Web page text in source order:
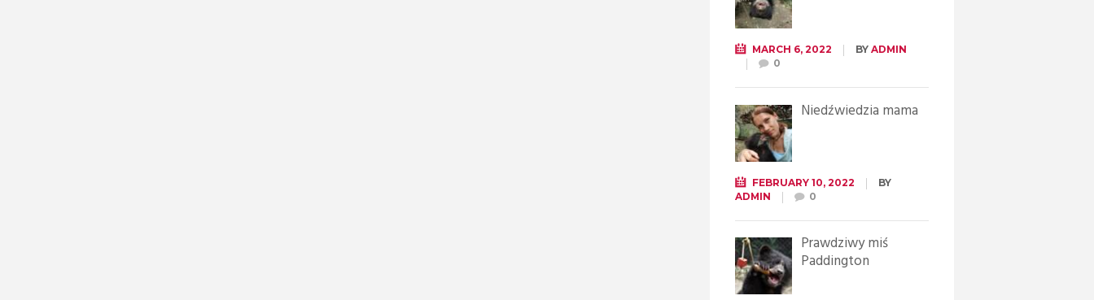
MARCH 6, 2022 BY ADMIN
0
Niedźwiedzia mama
FEBRUARY 10, 2022
BY
ADMIN
0
Prawdziwy miś
Paddington